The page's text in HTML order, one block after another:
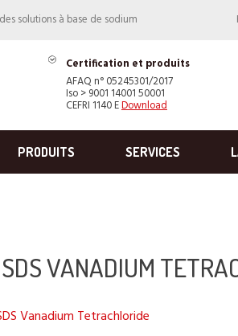
des solutions à base de sodium
Certification et produits
AFAQ n° 05245301/2017
Iso > 9001 14001 50001
CEFRI 1140 EDownload
PRODUITS SERVICES
VANADIUM
Vanadium Tetrachloride